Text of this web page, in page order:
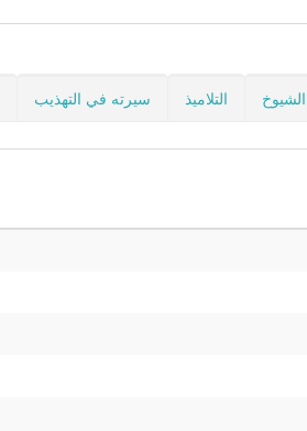
الشيوخ التلاميذ سيرته في التهذيب